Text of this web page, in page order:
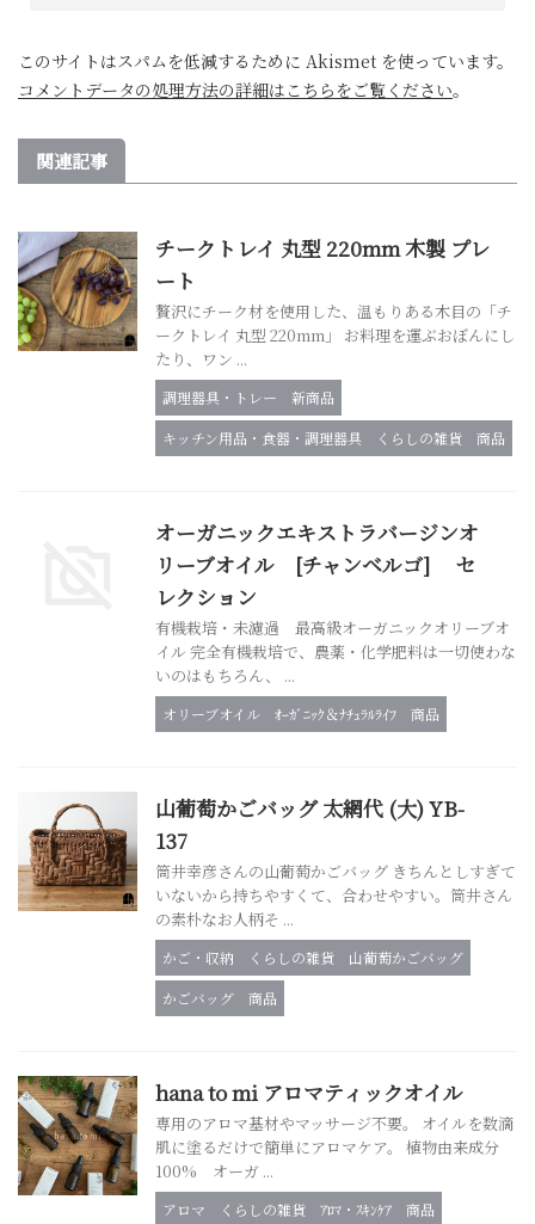
このサイトはスパムを低減するために Akismet を使っています。
コメントデータの処理方法の詳細はこちらをご覧ください。
関連記事
チークトレイ 丸型 220mm 木製 プレ
ート
贅沢にチーク材を使用した、温もりある木目の「チ
ークトレイ 丸型 220mm」 お料理を運ぶおぼんにし
たり、ワン ...
調理器具・トレー
新商品
キッチン用品・食器・調理器具
くらしの雑貨 商品
オーガニックエキストラバージンオ
リーブオイル [チャンベルゴ] セ
レクション
有機栽培・未濾過 最高級オーガニックオリーブオ
イル 完全有機栽培で、農薬・化学肥料は一切使わな
いのはもちろん、 ...
オリーブオイル ｵｰｶﾞﾆｯｸ＆ﾅﾁｭﾗﾙﾗｲﾌ 商品
山葡萄かごバッグ 太網代 (大) YB-
137
筒井幸彦さんの山葡萄かごバッグ きちんとしすぎて
いないから持ちやすくて、合わせやすい。筒井さん
の素朴なお人柄そ ...
かご・収納 くらしの雑貨
山葡萄かごバッグ
かごバッグ
商品
hana to mi アロマティックオイル
専用のアロマ基材やマッサージ不要。 オイルを数滴
肌に塗るだけで簡単にアロマケア。 植物由来成分
100% オーガ ...
アロマ くらしの雑貨 ｱﾛﾏ・ｽｷﾝｹｱ 商品